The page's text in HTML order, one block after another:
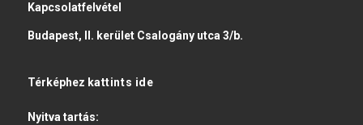
Kapcsolatfelvétel
Budapest, II. kerület Csalogány utca 3/b.
Térképhez kattints ide
Nyitva tartás: